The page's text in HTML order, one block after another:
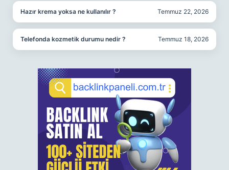
Hazır krema yoksa ne kullanılır ? Temmuz 22, 2026
Telefonda kozmetik durumu nedir ? Temmuz 18, 2026